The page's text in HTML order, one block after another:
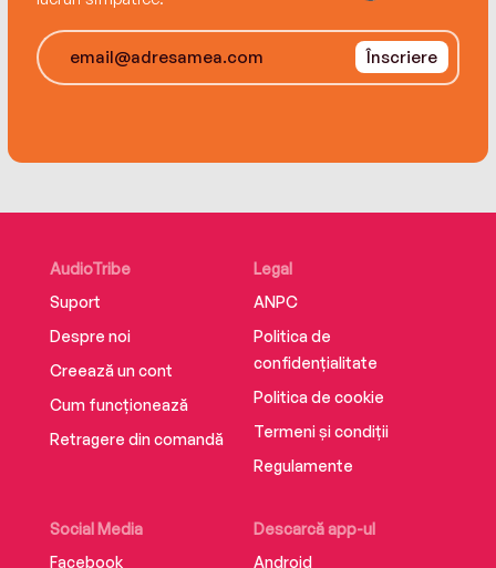
Înscriere
AudioTribe
Suport
Despre noi
Creează un cont
Cum funcționează
Retragere din comandă
Social Media
Facebook
Descarcă app-ul
Android
Legal
ANPC
Politica de
confidențialitate
Politica de cookie
Termeni și condiții
Regulamente